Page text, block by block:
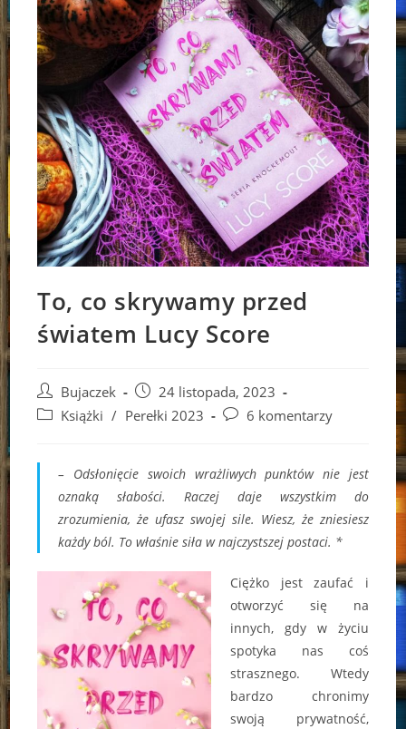
To, co skrywamy przed
światem Lucy Score
Post
author:
Bujaczek
Post
published:
24 listopada, 2023
PostKsiążki / Perełki 2023
Post6 komentarzy
– Odsłonięcie swoich wrażliwych punktów nie jest
oznaką słabości. Raczej daje wszystkim do
zrozumienia, że ufasz swojej sile. Wiesz, że zniesiesz
każdy ból. To właśnie siła w najczystszej postaci. *
Ciężko jest zaufać i
otworzyć się na
innych, gdy w życiu
spotyka nas coś
strasznego. Wtedy
bardzo chronimy
swoją prywatność,